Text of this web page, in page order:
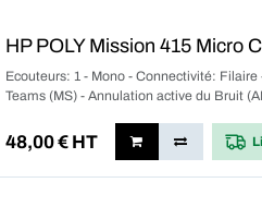
HP POLY Mission 415 Micro
Ecouteurs: 1 - Mono - Connectivité:
Teams (MS) - Annulation active du Bruit
48,00€ HT